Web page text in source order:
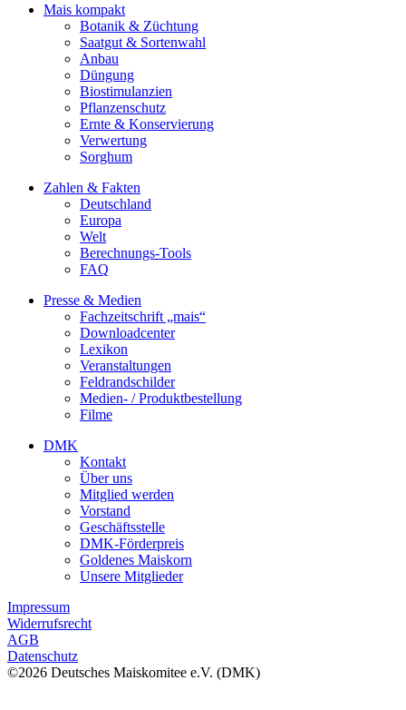
Mais kompakt
Botanik & Züchtung
Saatgut & Sortenwahl
Anbau
Düngung
Biostimulanzien
Pflanzenschutz
Ernte & Konservierung
Verwertung
Sorghum
Zahlen & Fakten
Deutschland
Europa
Welt
Berechnungs-Tools
FAQ
Presse & Medien
Fachzeitschrift „mais“
Downloadcenter
Lexikon
Veranstaltungen
Feldrandschilder
Medien- / Produktbestellung
Filme
DMK
Kontakt
Über uns
Mitglied werden
Vorstand
Geschäftsstelle
DMK-Förderpreis
Goldenes Maiskorn
Unsere Mitglieder
Impressum
Widerrufsrecht
AGB
Datenschutz
©2026 Deutsches Maiskomitee e.V. (DMK)